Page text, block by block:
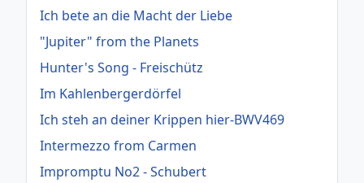
Ich bete an die Macht der Liebe
"Jupiter" from the Planets
Hunter's Song - Freischütz
Im Kahlenbergerdörfel
Ich steh an deiner Krippen hier-BWV469
Intermezzo from Carmen
Impromptu No2 - Schubert